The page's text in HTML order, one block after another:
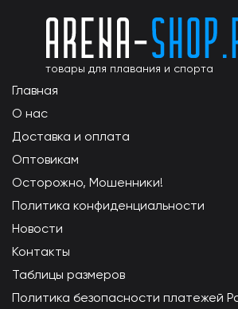
товары для плавания и спорта
Главная
О нас
Доставка и оплата
Оптовикам
Осторожно, Мошенники!
Политика конфиденциальности
Новости
Контакты
Таблицы размеров
Политика безопасности платежей